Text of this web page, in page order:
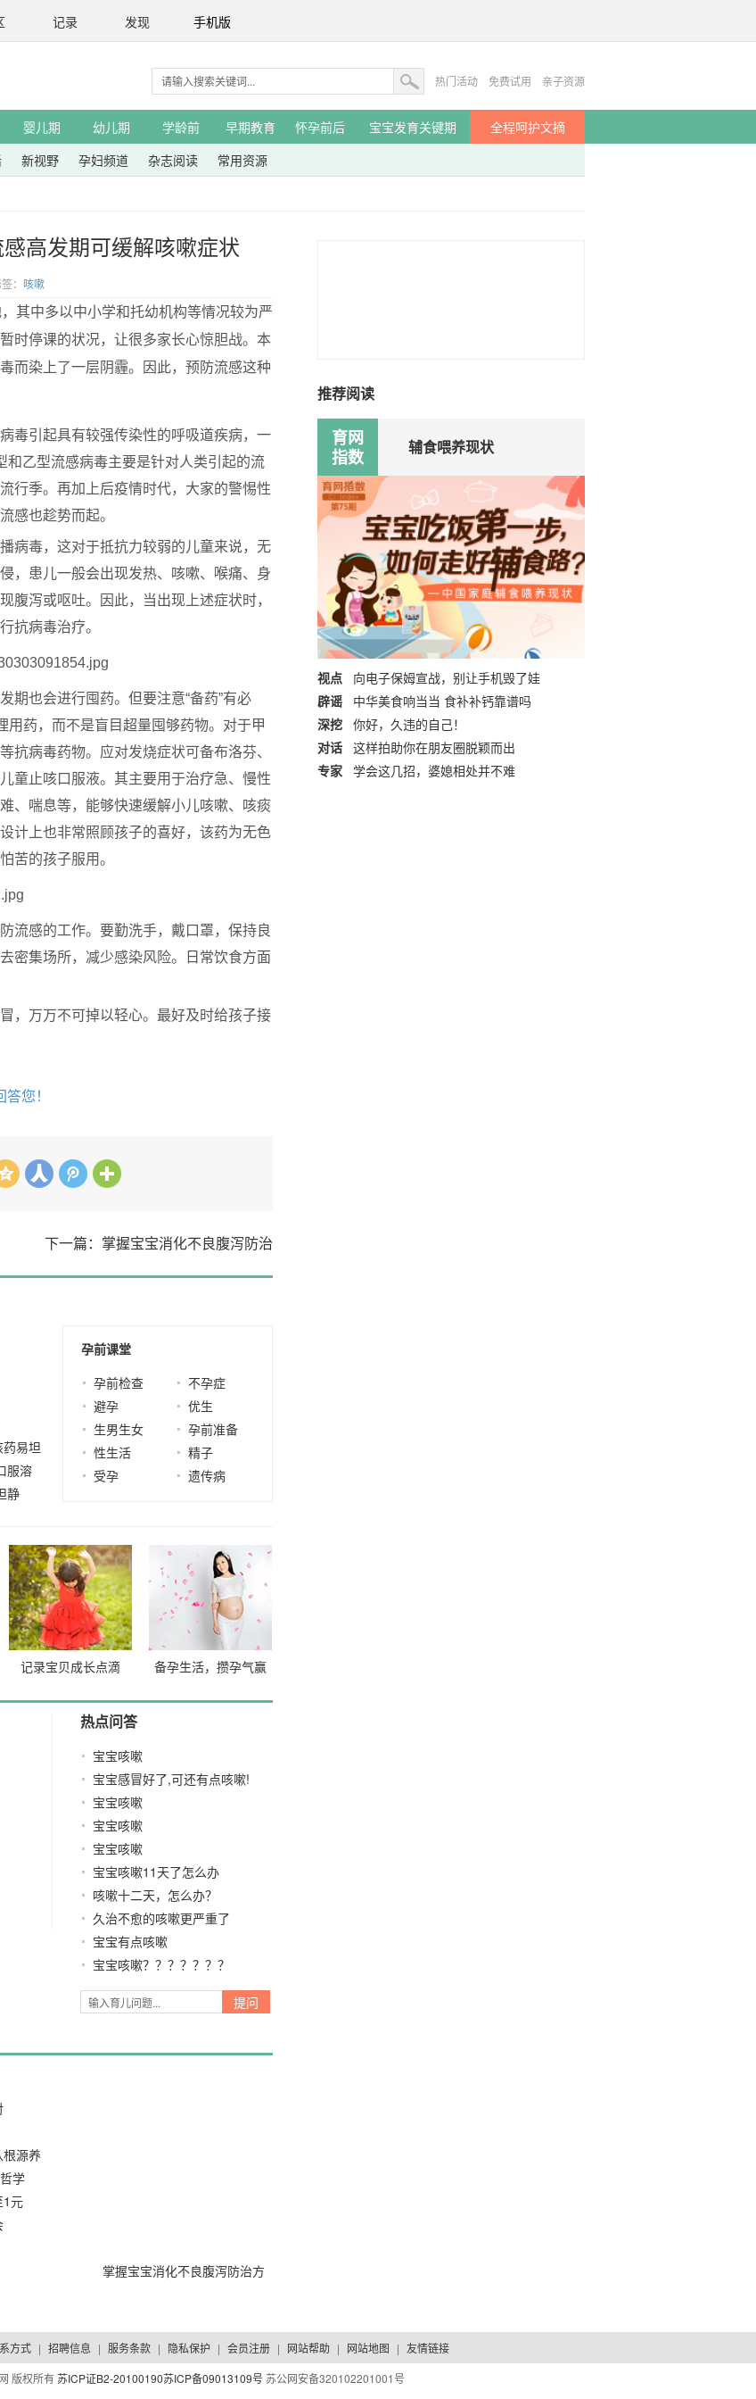
记录 发现 手机版
热门活动 免费试用 亲子资源
婴儿期 幼儿期 学龄前 早期教育 怀孕前后 宝宝发育关键期
全程呵护文摘
新视野 孕妇频道 杂志阅读 常用资源
高发期可缓解咳嗽症状
： 咳嗽
其中多以中小学和托幼机构等情况较为严
时停课的状况，让很多家长心惊胆战。本
而染上了一层阴霾。因此，预防流感这种
毒引起具有较强传染性的呼吸道疾病，一
乙型流感病毒主要是针对人类引起的流
行季。再加上后疫情时代，大家的警惕性
感也趁势而起。
病毒，这对于抵抗力较弱的儿童来说，无
，患儿一般会出现发热、咳嗽、喉痛、身
腹泻或呕吐。因此，当出现上述症状时，
抗病毒治疗。
期也会进行囤药。但要注意“备药”有必
用药，而不是盲目超量囤够药物。对于甲
抗病毒药物。应对发烧症状可备布洛芬、
童止咳口服液。其主要用于治疗急、慢性
、喘息等，能够快速缓解小儿咳嗽、咳痰
计上也非常照顾孩子的喜好，该药为无色
苦的孩子服用。
流感的工作。要勤洗手，戴口罩，保持良
密集场所，减少感染风险。日常饮食方面
，万万不可掉以轻心。最好及时给孩子接
您！
下一篇：掌握宝宝消化不良腹泻防治
易坦
服溶
静
孕前课堂
孕前检查
不孕症
避孕
优生
生男生女
孕前准备
性生活
精子
受孕
遗传病
记录宝贝成长点滴
备孕生活，攒孕气赢
好礼
热点问答
宝宝咳嗽
宝宝感冒好了,可还有点咳嗽!
宝宝咳嗽
宝宝咳嗽
宝宝咳嗽
宝宝咳嗽11天了怎么办
咳嗽十二天，怎么办？
久治不愈的咳嗽更严重了
宝宝有点咳嗽
宝宝咳嗽？？？？？？？
源养
学
1元
掌握宝宝消化不良腹泻防治方
推荐阅读
辅食喂养现状
育网
指数
视点
向电子保姆宣战，别让手机毁了娃
辟谣
中华美食响当当 食补补钙靠谱吗
深挖 你好，久违的自己！
对话 这样拍助你在朋友圈脱颖而出
专家 学会这几招，婆媳相处并不难
方式 | 招聘信息 | 服务条款 | 隐私保护 | 会员注册 | 网站帮助 | 网站地图 | 友情链接
版权所有苏ICP证B2-20100190苏ICP备09013109号苏公网安备320102201001号